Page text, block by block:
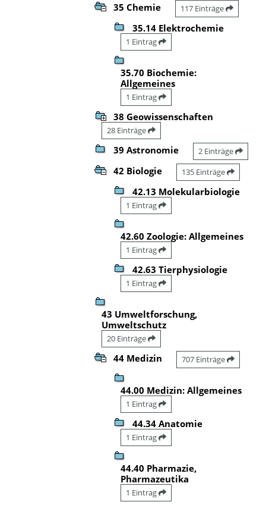
35 Chemie 117 Einträge
35.14 Elektrochemie
1 Eintrag
35.70 Biochemie:
Allgemeines
1 Eintrag
38 Geowissenschaften
28 Einträge
39 Astronomie 2 Einträge
42 Biologie 135 Einträge
42.13 Molekularbiologie
1 Eintrag
42.60 Zoologie: Allgemeines
1 Eintrag
42.63 Tierphysiologie
1 Eintrag
43 Umweltforschung,
Umweltschutz
20 Einträge
44 Medizin 707 Einträge
44.00 Medizin: Allgemeines
1 Eintrag
44.34 Anatomie
1 Eintrag
44.40 Pharmazie,
Pharmazeutika
1 Eintrag